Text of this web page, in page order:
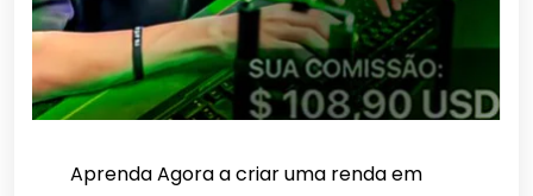
Aprenda Agora a criar uma renda em